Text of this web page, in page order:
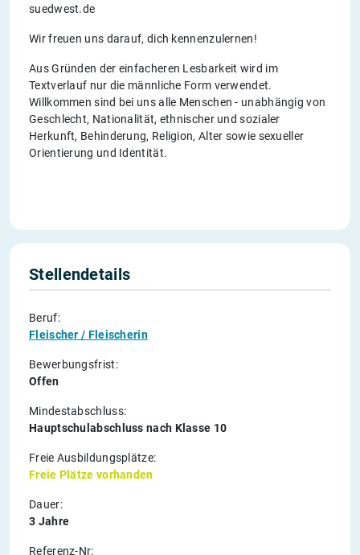
suedwest.de
Wir freuen uns darauf, dich kennenzulernen!
Aus Gründen der einfacheren Lesbarkeit wird im
Textverlauf nur die männliche Form verwendet.
Willkommen sind bei uns alle Menschen - unabhängig von
Geschlecht, Nationalität, ethnischer und sozialer
Herkunft, Behinderung, Religion, Alter sowie sexueller
Orientierung und Identität.
Stellendetails
Beruf:
Fleischer / Fleischerin
Bewerbungsfrist:
Offen
Mindestabschluss:
Hauptschulabschluss nach Klasse 10
Freie Ausbildungsplätze:
Freie Plätze vorhanden
Dauer:
3 Jahre
Referenz-Nr: